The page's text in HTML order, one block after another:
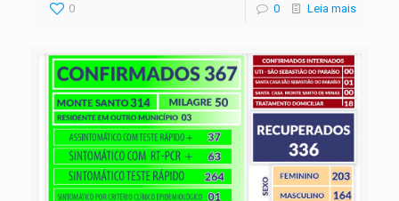
0 0 Leia mais